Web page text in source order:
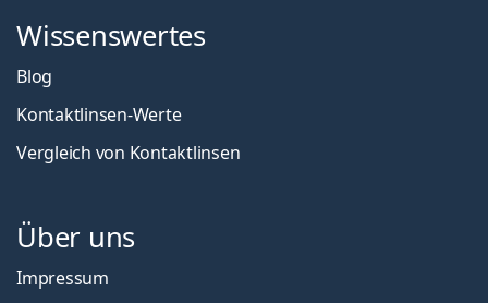
Wissenswertes
Blog
Kontaktlinsen-Werte
Vergleich von Kontaktlinsen
Über uns
Impressum